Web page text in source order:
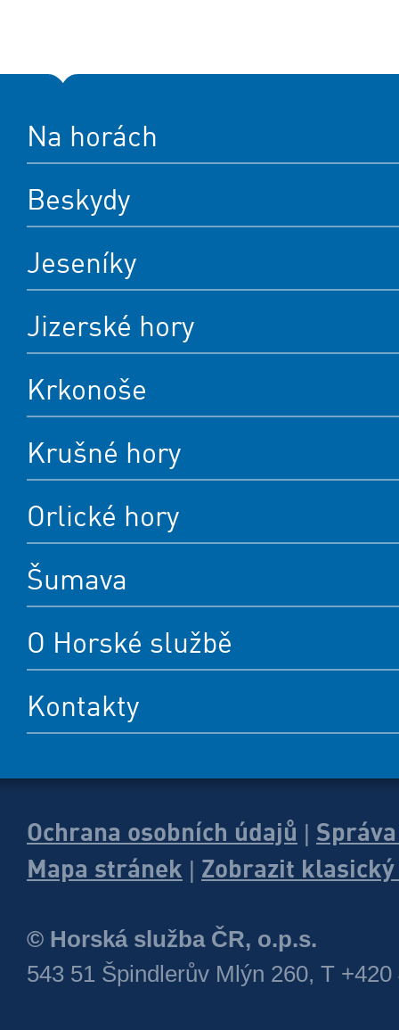
Na horách
Beskydy
Jeseníky
Jizerské hory
Krkonoše
Krušné hory
Orlické hory
Šumava
O Horské službě
Kontakty
Ochrana osobních údajů
Mapa stránek
Zobrazit
© Horská služba ČR, o.p.s.
543 51 Špindlerův Mlýn 260, T +420